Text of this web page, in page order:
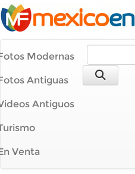
Modernas
Antiguas
Antiguos
Venta